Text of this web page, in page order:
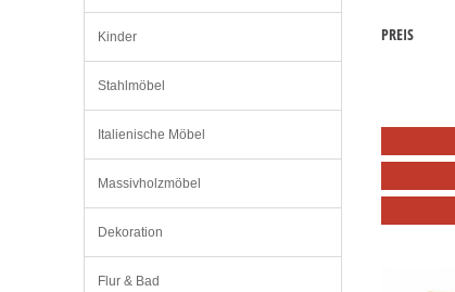
PREIS
Kinder
Stahlmöbel
Italienische Möbel
Massivholzmöbel
Dekoration
Flur & Bad